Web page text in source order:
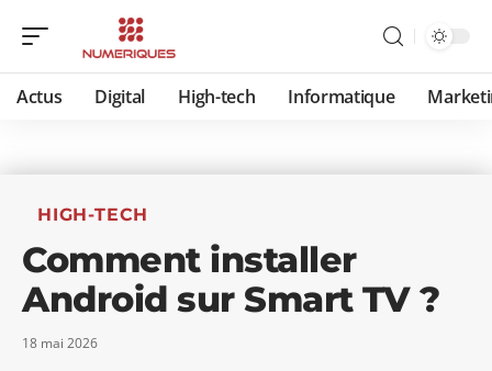
Actus Digital High-tech Informatique
HIGH-TECH
Comment installer
Android sur Smart TV ?
18 mai 2026